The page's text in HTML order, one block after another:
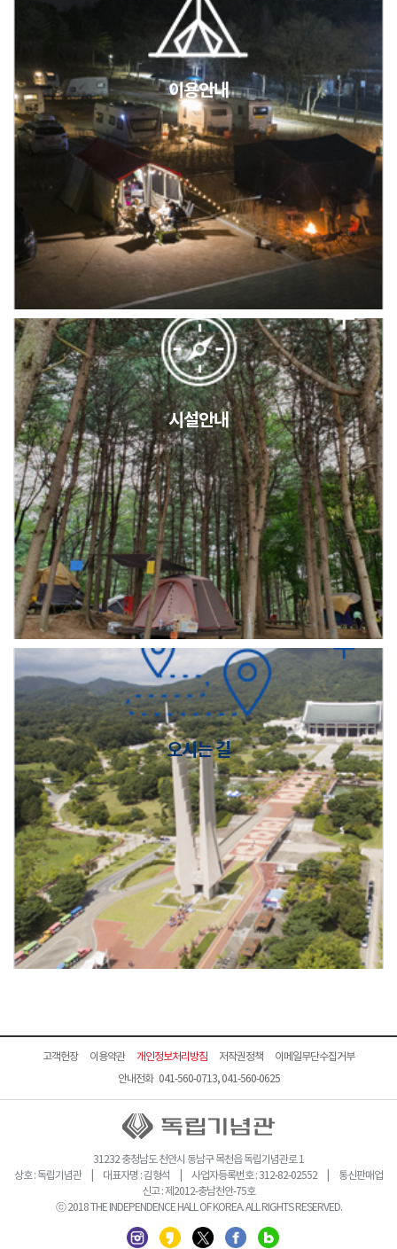
2026년 5월 캠핑장 안점 점검의 날 변경 안내
캠핑장(9월1일~6일) 미운영 공지
[6/1]전산시스템 점검 및 안정화에 따른 서비스 이용 제한 안내
이용안내
시설안내
오시는 길
고객헌장 이용약관 개인정보처리방침 저작권정책
이메일무단수집거부
안내전화 041-560-0713, 041-560-0625
31232 충청남도 천안시 동남구 목천읍 독립기념관로 1
상호 : 독립기념관 | 대표자명 : 김형석 | 사업자등록번호 : 312-82-02552 | 통신판매업
신고 : 제2012-충남천안-75호
ⓒ 2018 THE INDEPENDENCE HALL OF KOREA. ALL RIGHTS RESERVED.